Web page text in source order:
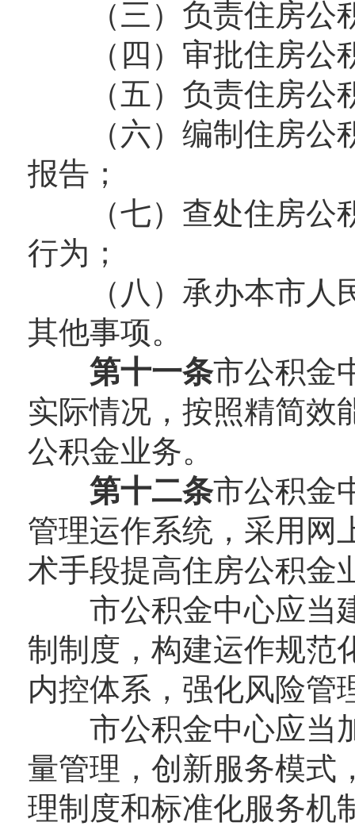
（三）负责住房公
（四）审批住房公
（五）负责住房公
（六）编制住房公积
报告；
（七）查处住房公积
行为；
（八）承办本市人民
其他事项。
第十一条市公积金
实际情况，按照精简效
公积金业务。
第十二条市公积金
管理运作系统，采用网
术手段提高住房公积金
市公积金中心应当建
制制度，构建运作规范
内控体系，强化风险管
市公积金中心应当加
量管理，创新服务模式
理制度和标准化服务机